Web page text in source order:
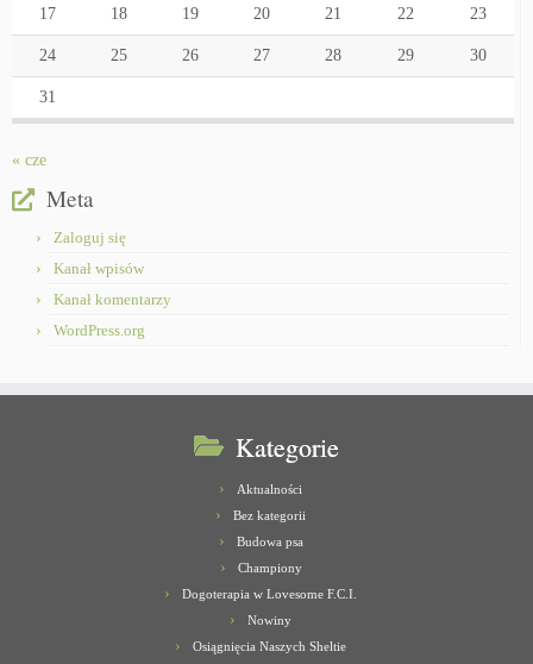
17 18 19 20 21 22 23
24 25 26 27 28 29 30
31
« cze
Meta
Zaloguj się
Kanał wpisów
Kanał komentarzy
WordPress.org
Kategorie
Aktualności
Bez kategorii
Budowa psa
Championy
Dogoterapia w Lovesome F.C.I.
Nowiny
Osiągnięcia Naszych Sheltie